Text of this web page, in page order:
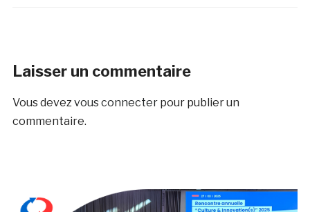
Laisser un commentaire
Vous devezvous connecterpour publier un
commentaire.